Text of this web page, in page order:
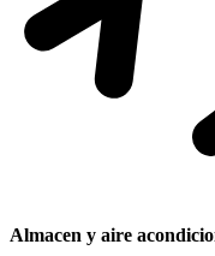
Almacen y aire